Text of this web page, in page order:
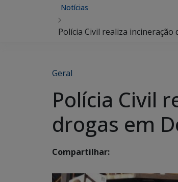
Notícias
Polícia Civil realiza
Geral
Polícia Civil
drogas em
Compartilhar: